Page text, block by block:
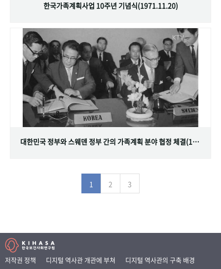
한국가족계획사업 10주년 기념식(1971.11.20)
대한민국 정부와 스웨덴 정부 간의 가족계획 분야 협정 체결(1968.07.12)
1 2 3
저작권 정책 디지털 역사관 개관에 부쳐
디지털 역사관의 구축 배경